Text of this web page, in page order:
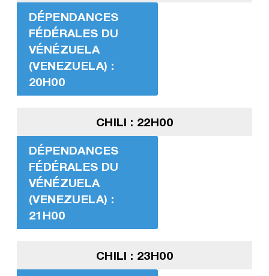
DÉPENDANCES
FÉDÉRALES DU
VÉNÉZUELA
(VENEZUELA) :
20H00
CHILI : 22H00
DÉPENDANCES
FÉDÉRALES DU
VÉNÉZUELA
(VENEZUELA) :
21H00
CHILI : 23H00